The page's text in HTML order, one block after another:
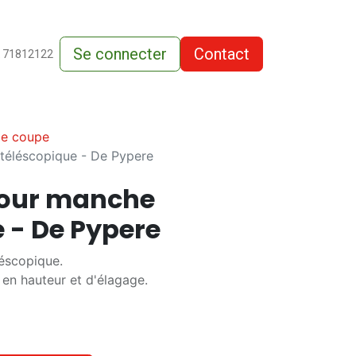
vente
71812122 Se connecter Contact
coupe
- De Pypere
manche
De Pypere
hauteur et d'élagage.